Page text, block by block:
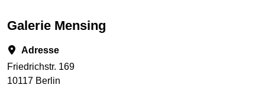
Galerie Mensing
Adresse
Friedrichstr. 169
10117 Berlin